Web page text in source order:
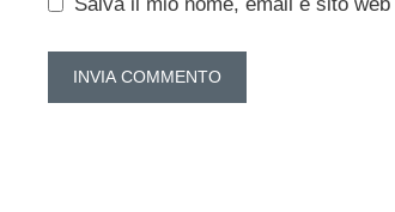
Salva il mio nome, email e sito